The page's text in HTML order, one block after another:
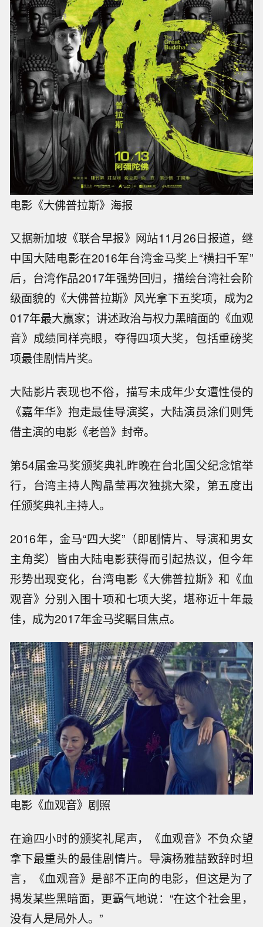
电影《大佛普拉斯》海报
又据新加坡《联合早报》网站11月26日报道，继
中国大陆电影在2016年台湾金马奖上“横扫千军”
后，台湾作品2017年强势回归，描绘台湾社会阶
级面貌的《大佛普拉斯》风光拿下五奖项，成为2
017年最大赢家；讲述政治与权力黑暗面的《血观
音》成绩同样亮眼，夺得四项大奖，包括重磅奖
项最佳剧情片奖。
大陆影片表现也不俗，描写未成年少女遭性侵的
《嘉年华》抱走最佳导演奖，大陆演员涂们则凭
借主演的电影《老兽》封帝。
第54届金马奖颁奖典礼昨晚在台北国父纪念馆举
行，台湾主持人陶晶莹再次独挑大梁，第五度出
任颁奖典礼主持人。
2016年，金马“四大奖”（即剧情片、导演和男女
主角奖）皆由大陆电影获得而引起热议，但今年
形势出现变化，台湾电影《大佛普拉斯》和《血
观音》分别入围十项和七项大奖，堪称近十年最
佳，成为2017年金马奖瞩目焦点。
电影《血观音》剧照
在逾四小时的颁奖礼尾声，《血观音》不负众望
拿下最重头的最佳剧情片。导演杨雅喆致辞时坦
言，《血观音》是部不正向的电影，但这是为了
揭发某些黑暗面，更霸气地说：“在这个社会里，
没有人是局外人。”